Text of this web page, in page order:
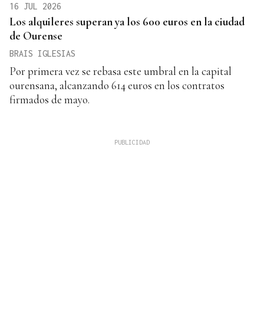
16 JUL 2026
Los alquileres superan ya los 600 euros en la ciudad
de Ourense
BRAIS IGLESIAS
Por primera vez se rebasa este umbral en la capital
ourensana, alcanzando 614 euros en los contratos
firmados de mayo.